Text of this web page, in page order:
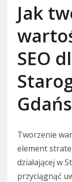
Jak
SEO
Tworzenie
element
działającej w
przyciągnąć